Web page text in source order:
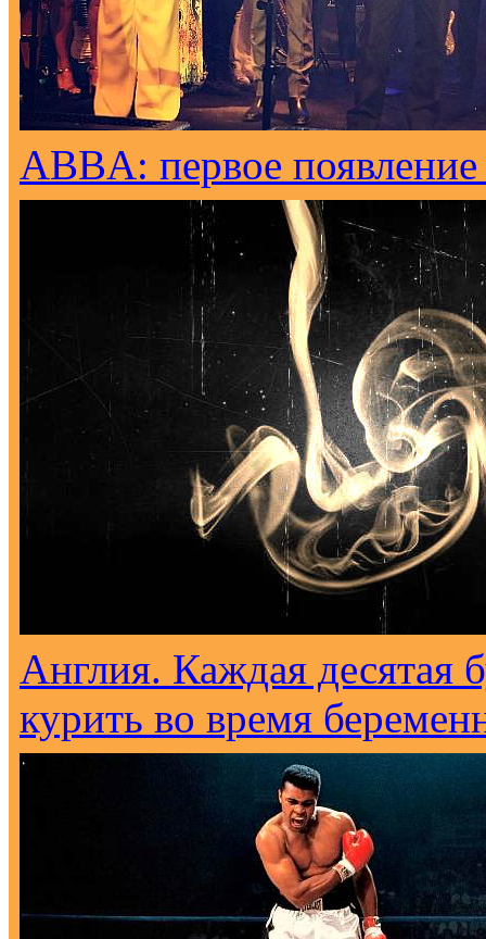
ABBA: первое появление
Англия. Каждая десятая
курить во время